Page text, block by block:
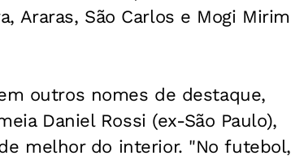
Araras, São Carlos e Mogi Mirim
outros nomes de destaque,
Daniel Rossi (ex-São Paulo),
melhor do interior. "No futebol,